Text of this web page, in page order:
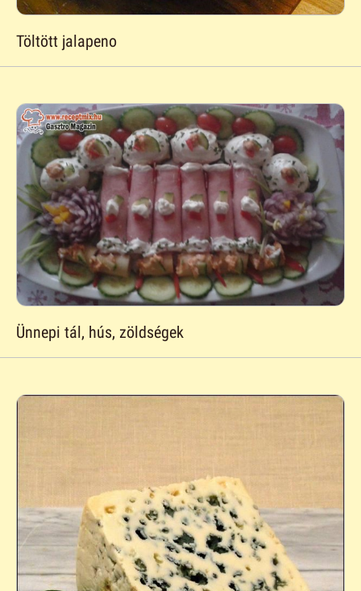
Töltött jalapeno
Ünnepi tál, hús, zöldségek